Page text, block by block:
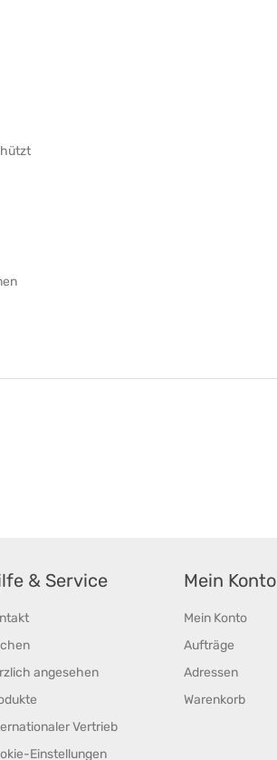
& Service
angesehen
Vertrieb
Einstellungen
Mein Konto
Mein Konto
Aufträge
Adressen
Warenkorb